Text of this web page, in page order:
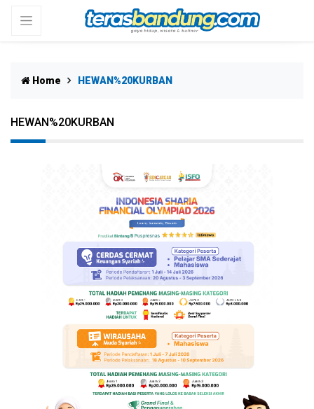
Home HEWAN%20KURBAN
HEWAN%20KURBAN